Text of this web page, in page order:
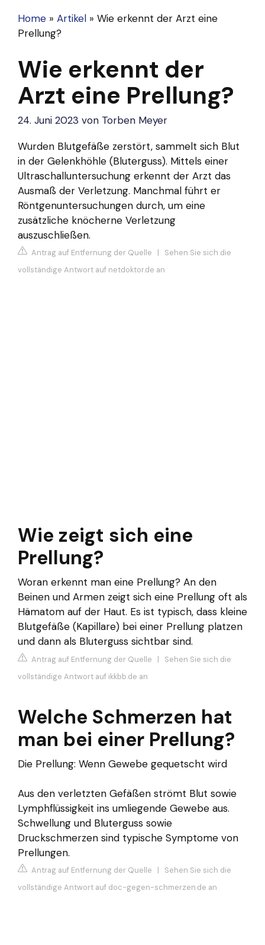
Home » Artikel » Wie erkennt der Arzt eine
Prellung?
Wie erkennt der
Arzt eine Prellung?
24. Juni 2023 von Torben Meyer
Wurden Blutgefäße zerstört, sammelt sich Blut
in der Gelenkhöhle (Bluterguss). Mittels einer
Ultraschalluntersuchung erkennt der Arzt das
Ausmaß der Verletzung. Manchmal führt er
Röntgenuntersuchungen durch, um eine
zusätzliche knöcherne Verletzung
auszuschließen.
Antrag auf Entfernung der Quelle | Sehen Sie sich die
vollständige Antwort auf netdoktor.de an
Wie zeigt sich eine
Prellung?
Woran erkennt man eine Prellung? An den
Beinen und Armen zeigt sich eine Prellung oft als
Hämatom auf der Haut. Es ist typisch, dass kleine
Blutgefäße (Kapillare) bei einer Prellung platzen
und dann als Bluterguss sichtbar sind.
Antrag auf Entfernung der Quelle | Sehen Sie sich die
vollständige Antwort auf ikkbb.de an
Welche Schmerzen hat
man bei einer Prellung?
Die Prellung: Wenn Gewebe gequetscht wird
Aus den verletzten Gefäßen strömt Blut sowie
Lymphflüssigkeit ins umliegende Gewebe aus.
Schwellung und Bluterguss sowie
Druckschmerzen sind typische Symptome von
Prellungen.
Antrag auf Entfernung der Quelle | Sehen Sie sich die
vollständige Antwort auf doc-gegen-schmerzen.de an